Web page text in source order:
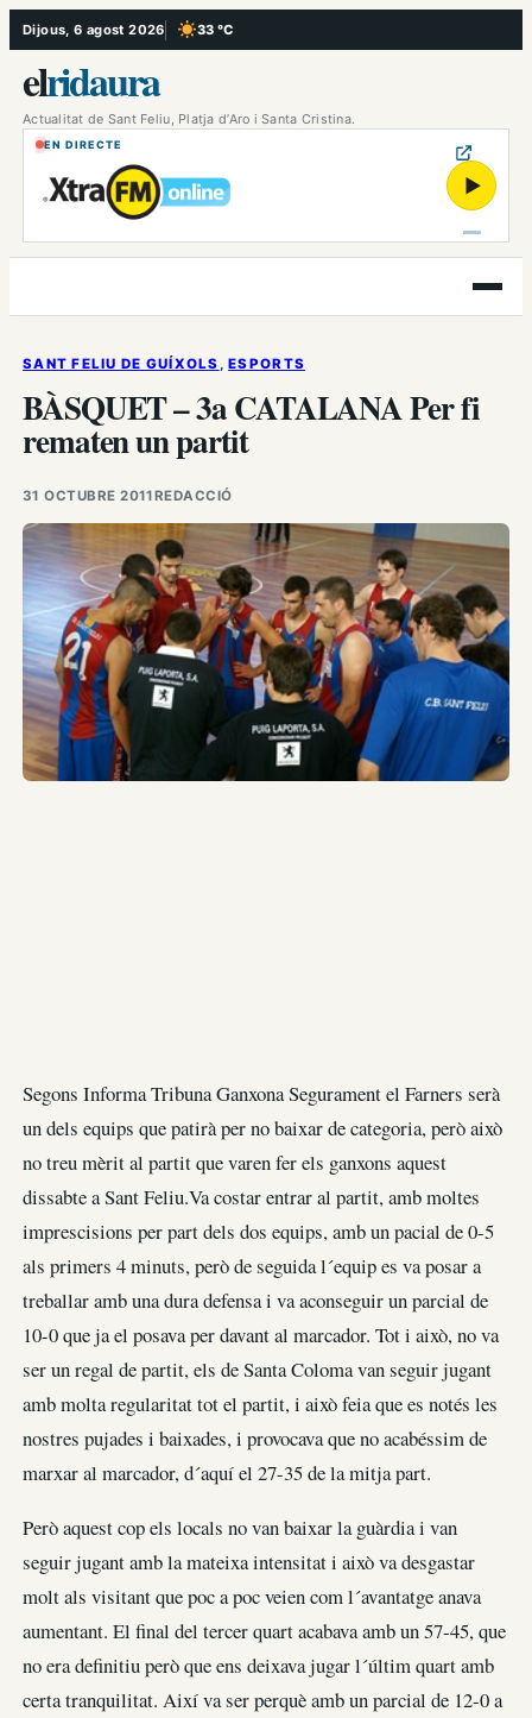
Vés
al
contingut
Dijous, 6 agost 2026 33 °C
, Cel serè
elridaura
Actualitat de Sant Feliu, Platja d’Aro i Santa Cristina.
EN DIRECTE
▶
Obre
el
SANT FELIU DE GUÍXOLS , ESPORTS
BÀSQUET – 3a CATALANA Per fi
rematen un partit
31 OCTUBRE 2011REDACCIÓ
Segons Informa Tribuna Ganxona Segurament el Farners serà
un dels equips que patirà per no baixar de categoria, però això
no treu mèrit al partit que varen fer els ganxons aquest
dissabte a Sant Feliu.Va costar entrar al partit, amb moltes
imprescisions per part dels dos equips, amb un pacial de 0-5
als primers 4 minuts, però de seguida l´equip es va posar a
treballar amb una dura defensa i va aconseguir un parcial de
10-0 que ja el posava per davant al marcador. Tot i això, no va
ser un regal de partit, els de Santa Coloma van seguir jugant
amb molta regularitat tot el partit, i això feia que es notés les
nostres pujades i baixades, i provocava que no acabéssim de
marxar al marcador, d´aquí el 27-35 de la mitja part.
Però aquest cop els locals no van baixar la guàrdia i van
seguir jugant amb la mateixa intensitat i això va desgastar
molt als visitant que poc a poc veien com l´avantatge anava
aumentant. El final del tercer quart acabava amb un 57-45, que
no era definitiu però que ens deixava jugar l´últim quart amb
certa tranquilitat. Així va ser perquè amb un parcial de 12-0 a